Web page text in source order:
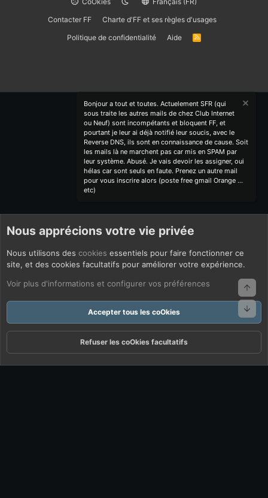
Contacter FF
Charte d'FF et ses règles d'usages
Politique de confidentialité
Aide
R
Bonjour a tout et toutes. Actuelement SFR (qui
sous traite les autres mails de chez Club Internet
ou Neuf) sont incompétants et bloquent FF, et
pourtant je leur ai déjà notifié leur soucis, avec le
Reverse DNS, ils sont en connaissance de cause. Soit
les mails là ne marchent pas car mis en SPAM par
leur système. Abusé. Je vais devoir les assigner, oui
hélas car sont seuls en faute. Prenez un autre mail
pour vous inscrire alors (poste free gmail Orange ...
etc)
Nous apprécions votre vie privée
Nous utilisons des cookies essentiels pour faire fonctionner ce
site, et des cookies facultatifs pour améliorer votre expérience.
Voir plus d'informations et configurer vos préférences
Accepter tous les coOkies
Refuser les coOkies facultatifs